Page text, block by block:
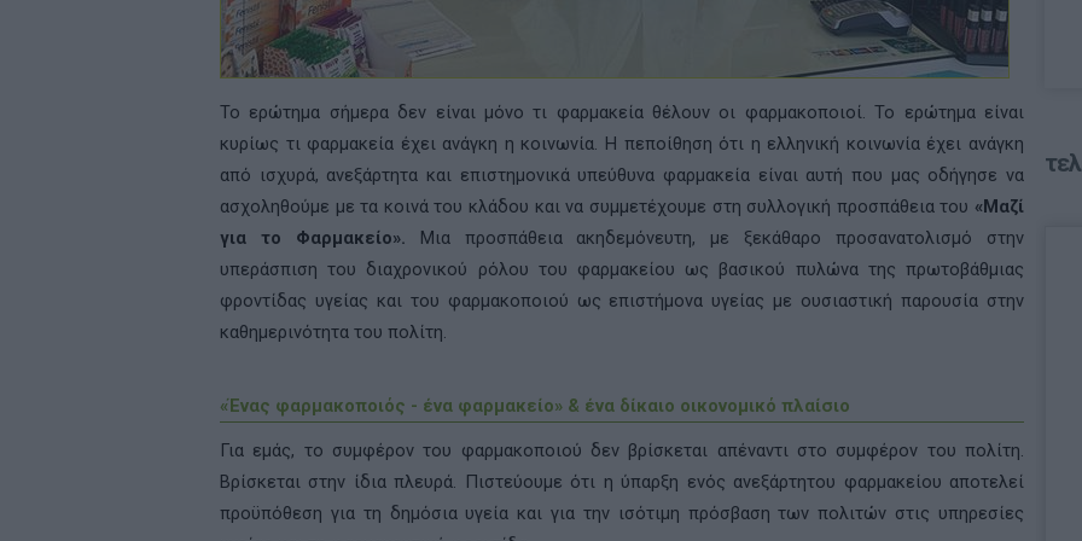
Το ερώτημα σήμερα δεν είναι μόνο τι φαρμακεία θέλουν οι φαρμακοποιοί. Το ερώτημα είναι
κυρίως τι φαρμακεία έχει ανάγκη η κοινωνία. Η πεποίθηση ότι η ελληνική κοινωνία έχει ανάγκη
από ισχυρά, ανεξάρτητα και επιστημονικά υπεύθυνα φαρμακεία είναι αυτή που μας οδήγησε να
ασχοληθούμε με τα κοινά του κλάδου και να συμμετέχουμε στη συλλογική προσπάθεια του «Μαζί
για το Φαρμακείο». Μια προσπάθεια ακηδεμόνευτη, με ξεκάθαρο προσανατολισμό στην
υπεράσπιση του διαχρονικού ρόλου του φαρμακείου ως βασικού πυλώνα της πρωτοβάθμιας
φροντίδας υγείας και του φαρμακοποιού ως επιστήμονα υγείας με ουσιαστική παρουσία στην
καθημερινότητα του πολίτη.
«Ένας φαρμακοποιός - ένα φαρμακείο» & ένα δίκαιο οικονομικό πλαίσιο
Για εμάς, το συμφέρον του φαρμακοποιού δεν βρίσκεται απέναντι στο συμφέρον του πολίτη.
Βρίσκεται στην ίδια πλευρά. Πιστεύουμε ότι η ύπαρξη ενός ανεξάρτητου φαρμακείου αποτελεί
προϋπόθεση για τη δημόσια υγεία και για την ισότιμη πρόσβαση των πολιτών στις υπηρεσίες